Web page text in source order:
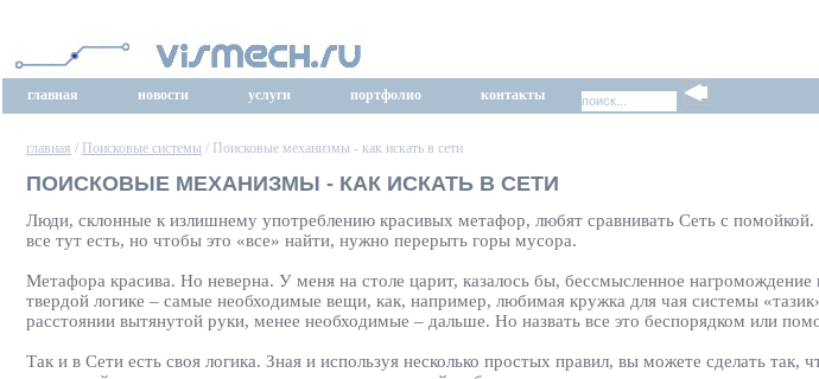
главная новости услуги портфолио контакты
главная / Поисковые системы / Поисковые механизмы - как искать в сети
ПОИСКОВЫЕ МЕХАНИЗМЫ - КАК ИСКАТЬ В СЕТИ
Люди, склонные к излишнему употреблению красивых метафор, любят сравнивать Сеть с помойкой.
все тут есть, но чтобы это «все» найти, нужно перерыть горы мусора.
Метафора красива. Но неверна. У меня на столе царит, казалось бы, бессмысленное
твердой логике – самые необходимые вещи, как, например, любимая кружка для чая системы
расстоянии вытянутой руки, менее необходимые – дальше. Но назвать все это беспорядком или
Так и в Сети есть своя логика. Зная и используя несколько простых правил, вы можете сделать